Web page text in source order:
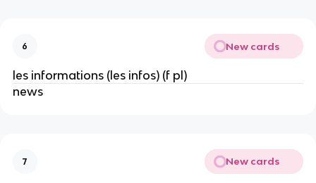
6 New cards
les informations (les infos) (f pl)
news
7 New cards